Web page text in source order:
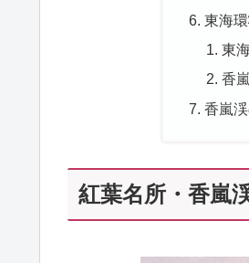
東海
東
香
香嵐
紅葉名所・香嵐